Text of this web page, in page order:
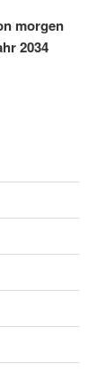
morgen
2034